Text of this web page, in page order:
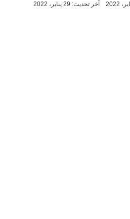
آخر تحديث: 29 يناير، 2022